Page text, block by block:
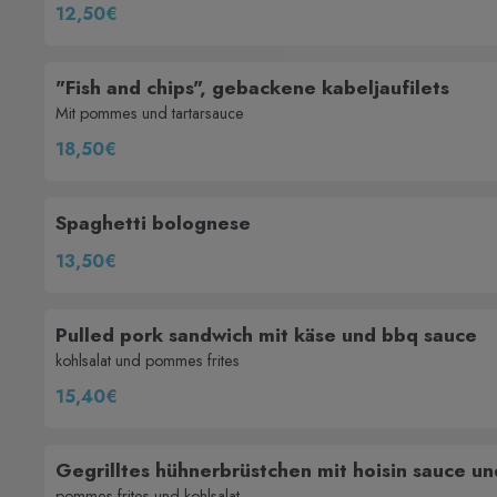
12,50€
"Fish and chips", gebackene kabeljaufilets
Mit pommes und tartarsauce
18,50€
Spaghetti bolognese
13,50€
Pulled pork sandwich mit käse und bbq sauce
kohlsalat und pommes frites
15,40€
Gegrilltes hühnerbrüstchen mit hoisin sauce